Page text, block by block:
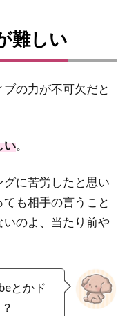
難しい
の力が不可欠だと
い。
に苦労したと思い
も相手の言うこと
のよ、当たり前や
とかド